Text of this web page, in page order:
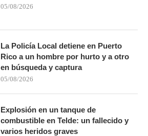
05/08/2026
La Policía Local detiene en Puerto
Rico a un hombre por hurto y a otro
en búsqueda y captura
05/08/2026
Explosión en un tanque de
combustible en Telde: un fallecido y
varios heridos graves